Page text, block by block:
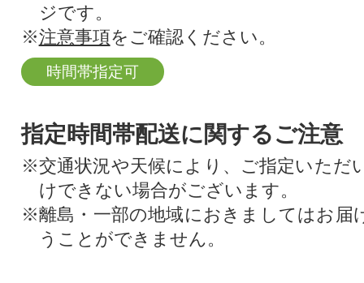
ジです。
※注意事項をご確認ください。
時間帯指定可
指定時間帯配送に関するご注意
※交通状況や天候により、ご指定いただ
けできない場合がございます。
※離島・一部の地域におきましてはお届
うことができません。